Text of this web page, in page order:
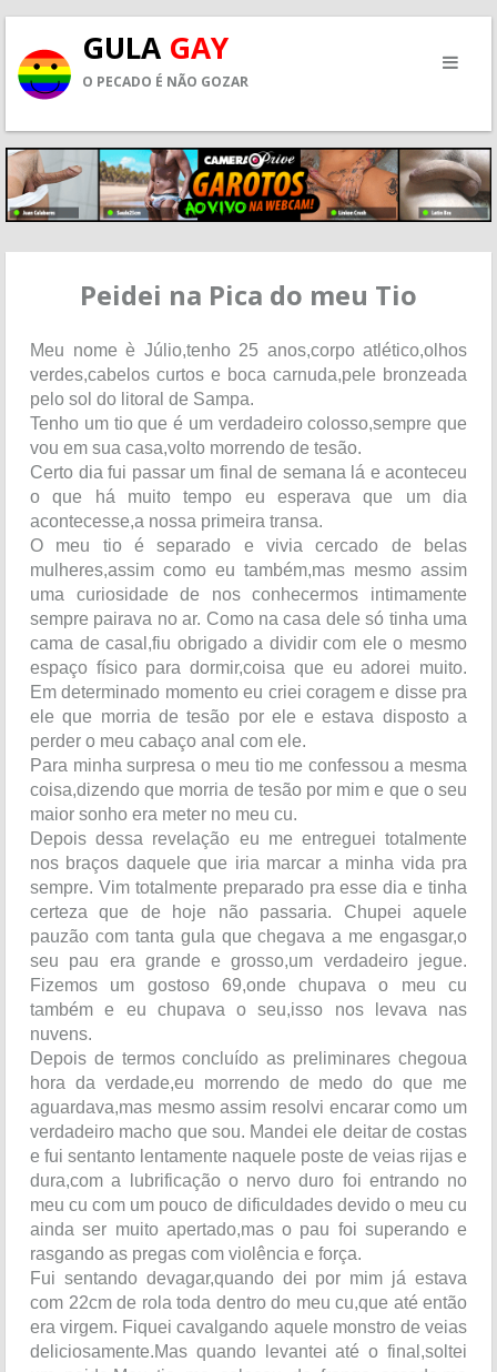
GULA GAY
O PECADO É NÃO GOZAR
Peidei na Pica do meu Tio
Meu nome è Júlio,tenho 25 anos,corpo atlético,olhos
verdes,cabelos curtos e boca carnuda,pele bronzeada
pelo sol do litoral de Sampa.
Tenho um tio que é um verdadeiro colosso,sempre que
vou em sua casa,volto morrendo de tesão.
Certo dia fui passar um final de semana lá e aconteceu
o que há muito tempo eu esperava que um dia
acontecesse,a nossa primeira transa.
O meu tio é separado e vivia cercado de belas
mulheres,assim como eu também,mas mesmo assim
uma curiosidade de nos conhecermos intimamente
sempre pairava no ar. Como na casa dele só tinha uma
cama de casal,fiu obrigado a dividir com ele o mesmo
espaço físico para dormir,coisa que eu adorei muito.
Em determinado momento eu criei coragem e disse pra
ele que morria de tesão por ele e estava disposto a
perder o meu cabaço anal com ele.
Para minha surpresa o meu tio me confessou a mesma
coisa,dizendo que morria de tesão por mim e que o seu
maior sonho era meter no meu cu.
Depois dessa revelação eu me entreguei totalmente
nos braços daquele que iria marcar a minha vida pra
sempre. Vim totalmente preparado pra esse dia e tinha
certeza que de hoje não passaria. Chupei aquele
pauzão com tanta gula que chegava a me engasgar,o
seu pau era grande e grosso,um verdadeiro jegue.
Fizemos um gostoso 69,onde chupava o meu cu
também e eu chupava o seu,isso nos levava nas
nuvens.
Depois de termos concluído as preliminares chegoua
hora da verdade,eu morrendo de medo do que me
aguardava,mas mesmo assim resolvi encarar como um
verdadeiro macho que sou. Mandei ele deitar de costas
e fui sentanto lentamente naquele poste de veias rijas e
dura,com a lubrificação o nervo duro foi entrando no
meu cu com um pouco de dificuldades devido o meu cu
ainda ser muito apertado,mas o pau foi superando e
rasgando as pregas com violência e força.
Fui sentando devagar,quando dei por mim já estava
com 22cm de rola toda dentro do meu cu,que até então
era virgem. Fiquei cavalgando aquele monstro de veias
deliciosamente.Mas quando levantei até o final,soltei